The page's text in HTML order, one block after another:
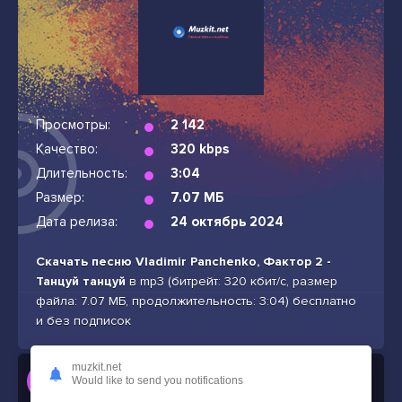
Просмотры:
2 142
Качество:
320 kbps
Длительность:
3:04
Размер:
7.07 МБ
Дата релиза:
24 октябрь 2024
Скачать песню Vladimir Panchenko, Фактор 2 -
Танцуй танцуй в mp3 (битрейт: 320 кбит/с, размер
файла: 7.07 МБ, продолжительность: 3:04) бесплатно
и без подписок
Слушать
Vladimir Panchenko, Фактор 2 - Танцуй танцуй
muzkit.net
Would like to send you notifications